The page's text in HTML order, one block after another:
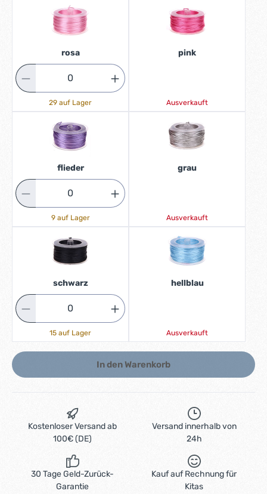
rosa
29 auf Lager
pink
Ausverkauft
flieder
9 auf Lager
grau
Ausverkauft
schwarz
15 auf Lager
hellblau
Ausverkauft
In den Warenkorb
Kostenloser Versand ab
100€ (DE)
Versand innerhalb von
24h
30 Tage Geld-Zurück-
Garantie
Kauf auf Rechnung für
Kitas